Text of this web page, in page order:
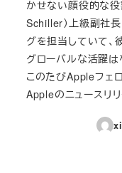
かせない顔役的な役
Schiller）上級副社長
グを担当していて
グローバルな活躍は
このたびAppleフェ
Appleのニュースリ